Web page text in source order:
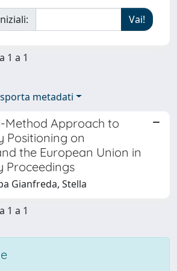
1 a 1
metadati
Method Approach to
Positioning on
the European Union in
Proceedings
Gianfreda, Stella
1 a 1